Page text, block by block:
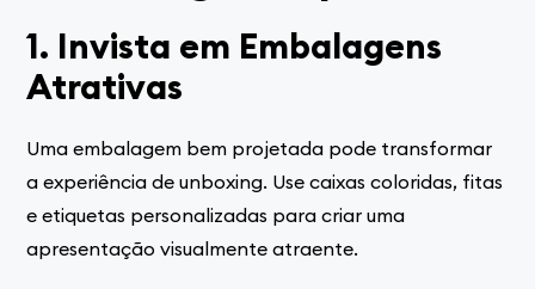
1. Invista em Embalagens
Atrativas
Uma embalagem bem projetada pode transformar
a experiência de unboxing. Use caixas coloridas, fitas
e etiquetas personalizadas para criar uma
apresentação visualmente atraente.